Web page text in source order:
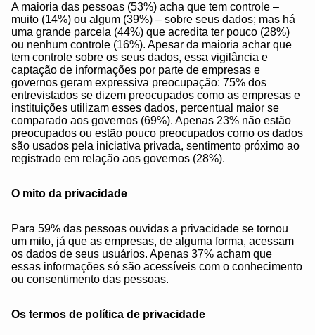
A maioria das pessoas (53%) acha que tem controle –
muito (14%) ou algum (39%) – sobre seus dados; mas há
uma grande parcela (44%) que acredita ter pouco (28%)
ou nenhum controle (16%). Apesar da maioria achar que
tem controle sobre os seus dados, essa vigilância e
captação de informações por parte de empresas e
governos geram expressiva preocupação: 75% dos
entrevistados se dizem preocupados como as empresas e
instituições utilizam esses dados, percentual maior se
comparado aos governos (69%). Apenas 23% não estão
preocupados ou estão pouco preocupados como os dados
são usados pela iniciativa privada, sentimento próximo ao
registrado em relação aos governos (28%).
O mito da privacidade
Para 59% das pessoas ouvidas a privacidade se tornou
um mito, já que as empresas, de alguma forma, acessam
os dados de seus usuários. Apenas 37% acham que
essas informações só são acessíveis com o conhecimento
ou consentimento das pessoas.
Os termos de política de privacidade